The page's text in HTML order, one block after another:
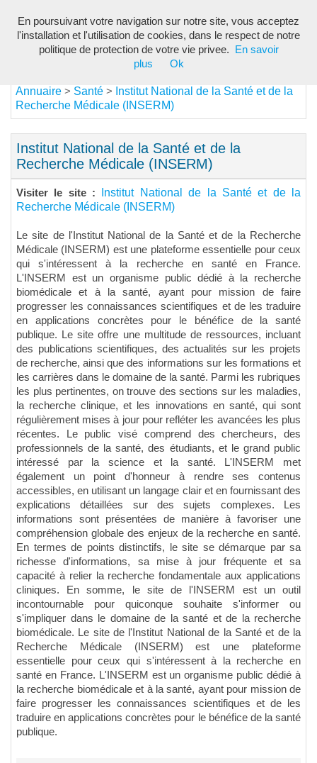
Annuaire > Santé >
Institut National de la Santé et de la
Recherche Médicale (INSERM)
Institut National de la Santé et de la
Recherche Médicale (INSERM)
Visiter le site :
Institut National de la Santé et de la
Recherche Médicale (INSERM)
Le site de l'Institut National de la Santé et de la Recherche
Médicale (INSERM) est une plateforme essentielle pour ceux
qui s'intéressent à la recherche en santé en France.
L'INSERM est un organisme public dédié à la recherche
biomédicale et à la santé, ayant pour mission de faire
progresser les connaissances scientifiques et de les traduire
en applications concrètes pour le bénéfice de la santé
publique. Le site offre une multitude de ressources, incluant
des publications scientifiques, des actualités sur les projets
de recherche, ainsi que des informations sur les formations et
les carrières dans le domaine de la santé. Parmi les rubriques
les plus pertinentes, on trouve des sections sur les maladies,
la recherche clinique, et les innovations en santé, qui sont
régulièrement mises à jour pour refléter les avancées les plus
récentes. Le public visé comprend des chercheurs, des
professionnels de la santé, des étudiants, et le grand public
intéressé par la science et la santé. L'INSERM met
également un point d'honneur à rendre ses contenus
accessibles, en utilisant un langage clair et en fournissant des
explications détaillées sur des sujets complexes. Les
informations sont présentées de manière à favoriser une
compréhension globale des enjeux de la recherche en santé.
En termes de points distinctifs, le site se démarque par sa
richesse d'informations, sa mise à jour fréquente et sa
capacité à relier la recherche fondamentale aux applications
cliniques. En somme, le site de l'INSERM est un outil
incontournable pour quiconque souhaite s'informer ou
s'impliquer dans le domaine de la santé et de la recherche
biomédicale. Le site de l'Institut National de la Santé et de la
Recherche Médicale (INSERM) est une plateforme
essentielle pour ceux qui s'intéressent à la recherche en
santé en France. L'INSERM est un organisme public dédié à
la recherche biomédicale et à la santé, ayant pour mission de
faire progresser les connaissances scientifiques et de les
traduire en applications concrètes pour le bénéfice de la santé
publique.
En poursuivant votre navigation sur notre site, vous acceptez
l'installation et l'utilisation de cookies, dans le respect de notre
politique de protection de votre vie privee.
En savoir
plus
Ok